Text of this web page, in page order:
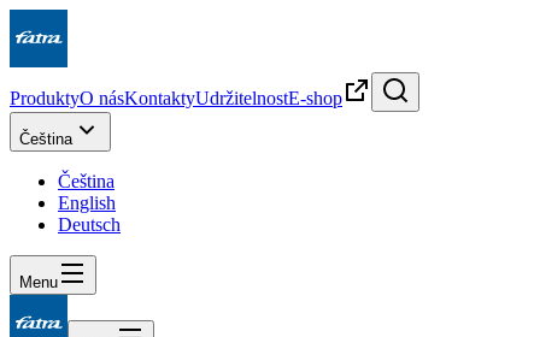
ProduktyO násKontaktyUdržitelnostE-shop
Čeština
Čeština
English
Deutsch
Menu